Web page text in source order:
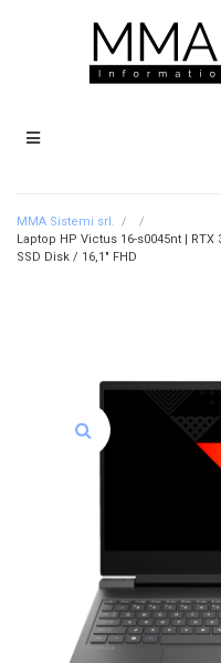
MMA Sistemi srl. /
/
Laptop HP Victus 16-s0045nt | RTX
SSD Disk / 16,1″ FHD